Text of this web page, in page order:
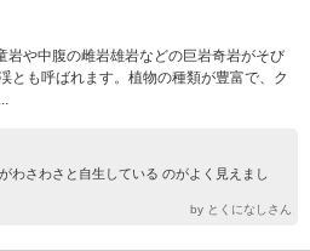
や中腹の雌岩雄岩などの巨岩奇岩がそび
とも呼ばれます。植物の種類が豊富で、ク
わさわさと自生している のがよく見えまし
by とくになしさん